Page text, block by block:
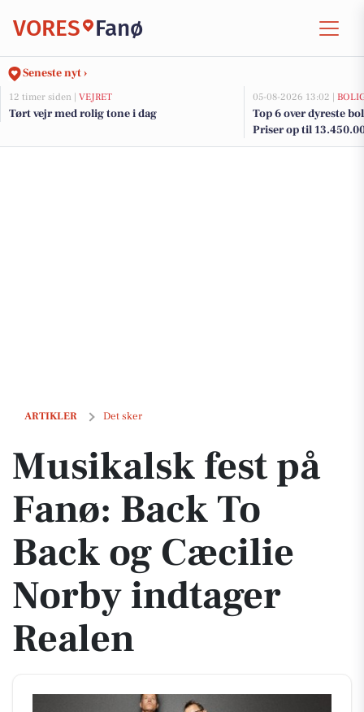
VORES Fanø
Seneste nyt ›
12 timer siden | VEJRET
Tørt vejr med rolig tone i dag
05-08-2026 13:02 |
Top 6 over dyreste
Priser op til
ARTIKLER Det sker
Musikalsk fest på Fanø: Back To Back og Cæcilie Norby indtager
Musikalsk fest på
Fanø: Back To
Back og Cæcilie
Norby indtager
Realen